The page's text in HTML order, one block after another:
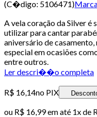
(C�digo: 5106471)
A vela coração da Silver é
utilizar para cantar
aniversário de
especial em ocasiões
entre outros.
Ler descri��o completa
R$ 16,14no PIX
ou R$ 16,99em até 1x de